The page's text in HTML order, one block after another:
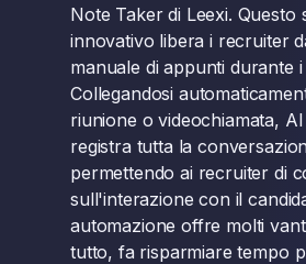
Note Taker di Leexi. Questo
innovativo libera i recruiter
manuale di appunti durante
Collegandosi
riunione o videochiamata,
registra tutta la
permettendo ai recruiter di
sull'interazione con il
automazione offre molti
tutto, fa risparmiare tempo